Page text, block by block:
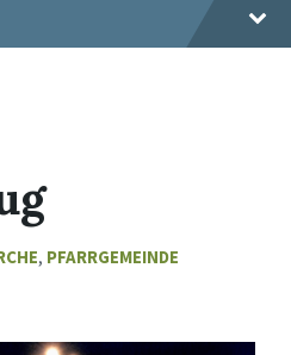
, PFARRGEMEINDE